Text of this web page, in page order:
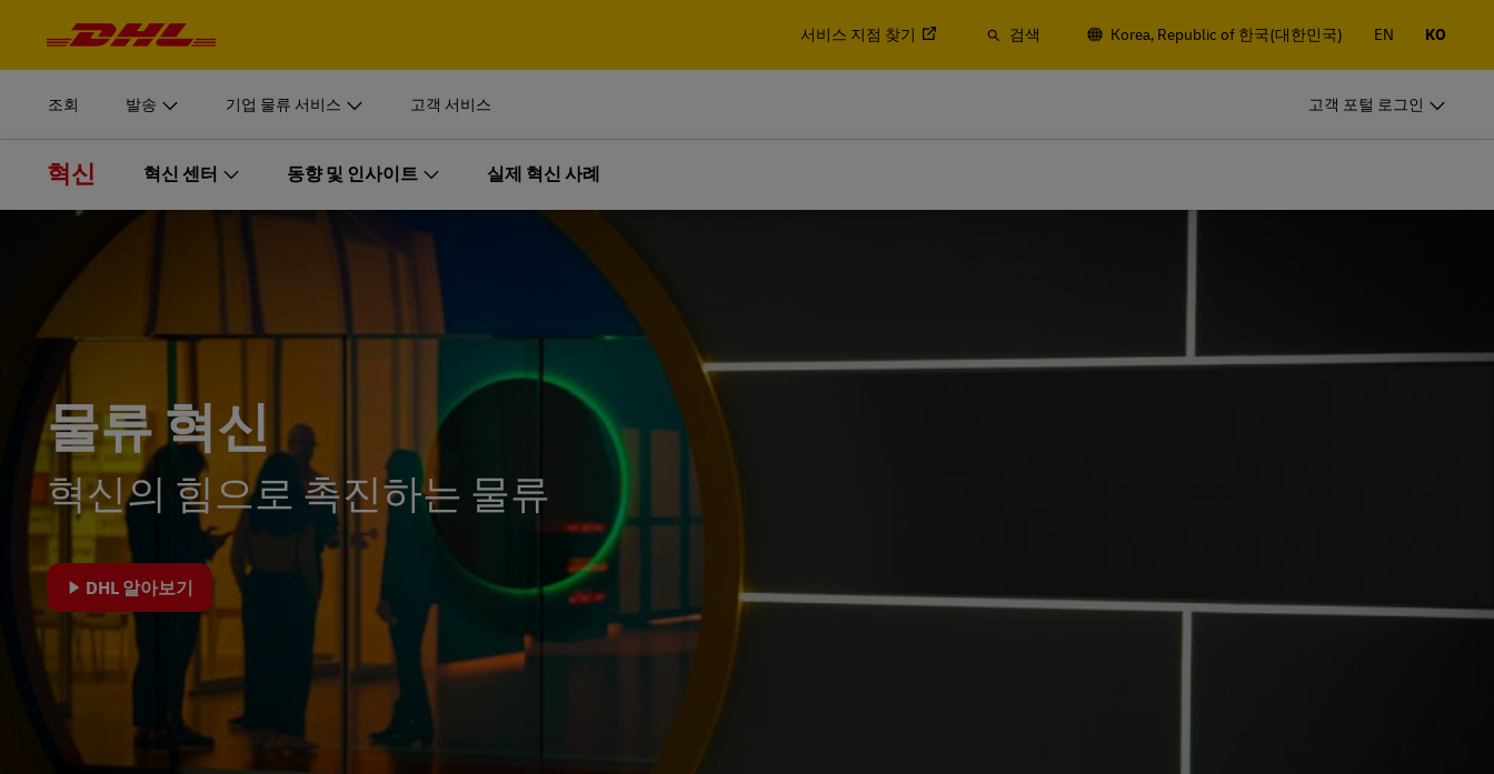
서비스 지점 찾기 검색 Korea, Republic of 한국(대한민국) EN KO
조회 발송
픽업 예약
견적 받기
온라인 예약
자세히 알아보기
DHL 익스프레스 서비스
DHL 익스프레스 알아보기
물 운송 및 통관/물류 서비스
개설하고 다양한 혜택을 받아보세요
기업 물류 서비스
기업 물류 서비스
DHL Supply Chain 사업부문은 기업 조직을 위한 맞춤형 솔루션을 제공합니다.
DHL Supply Chain 이 고객을 위한 완벽한 아웃소싱 물류(3PL) 공급업체인 이유에 대해 알
아보십시오.
고객 서비스 고객 포털 로그인
로그인
DHL Express Commerce Solution
myDHLi
MyGTS
DHL SameDay
고객 포털 더 알아보기
픽업 예약
견적 받기
DHL 익스프레스 서비스
DHL 익스프레스 알아보기
물 운송 및 통관/물류 서비스
개설하고 다양한 혜택을 받아보세요
기업 물류 서비스
아보십시오.
DHL Supply Chain 살펴보기
로그인
DHL Express Commerce Solution
myDHLi
MySupplyChain
MyGTS
DHL SameDay
LifeTrack
고객 포털 더 알아보기
혁신 혁신 센터
혁신 센터
아시아 태평양
중동 및 아프리카
동향 및 인사이트
동향 및 인사이트
혁신 동향 및 인사이트
혁신 인사이트 라이브
물류 동향 레이더
실제 혁신 사례
물류 혁신
혁신의 힘으로 촉진하는 물류
DHL 알아보기